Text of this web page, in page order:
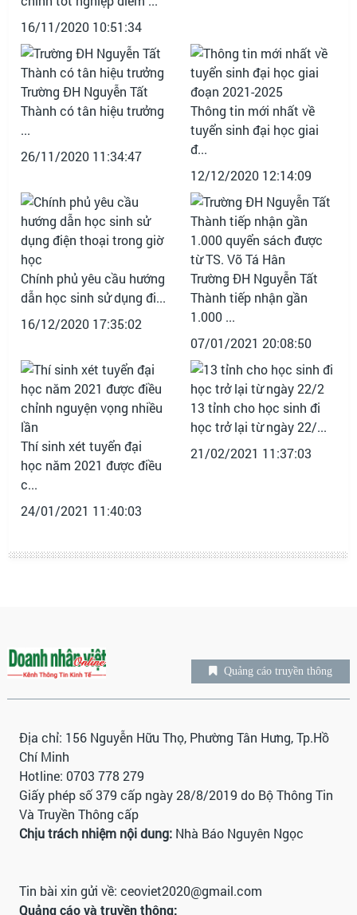
16/11/2020 10:51:34
Trường ĐH Nguyễn Tất
Thành có tân hiệu trưởng
...
26/11/2020 11:34:47
Thông tin mới nhất về
tuyển sinh đại học giai
đ...
12/12/2020 12:14:09
Chính phủ yêu cầu hướng
dẫn học sinh sử dụng đi...
16/12/2020 17:35:02
Trường ĐH Nguyễn Tất
Thành tiếp nhận gần
1.000 ...
07/01/2021 20:08:50
Thí sinh xét tuyển đại
học năm 2021 được điều
c...
24/01/2021 11:40:03
13 tỉnh cho học sinh đi
học trở lại từ ngày 22/...
21/02/2021 11:37:03
Quảng cáo truyền thông
Địa chỉ: 156 Nguyễn Hữu Thọ, Phường Tân Hưng, Tp.Hồ
Chí Minh
Hotline: 0703 778 279
Giấy phép số 379 cấp ngày 28/8/2019 do Bộ Thông Tin
Và Truyền Thông cấp
Chịu trách nhiệm nội dung:Nhà Báo Nguyên Ngọc
Tin bài xin gửi về: ceoviet2020@gmail.com
Quảng cáo và truyền thông: